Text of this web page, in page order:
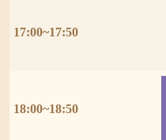
17:00~17:50
18:00~18:50